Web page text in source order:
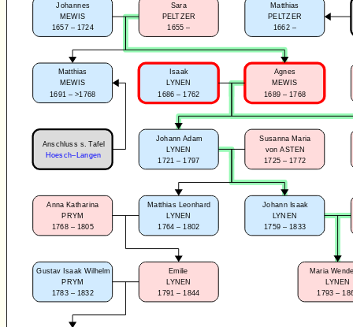
Isaak
LYNEN
1686 – 1762
Agnes
MEWIS
1689 – 1768
Johannes
MEWIS
1657 – 1724
Sara
PELTZER
1655 –
Johann Isaak
LYNEN
1759 – 1833
Maria
LYNEN
1793 –
Johann Adam
LYNEN
1721 – 1797
Susanna Maria
von ASTEN
1725 – 1772
Matthias
MEWIS
1691 – >1768
Anschluss s. Tafel
Hoesch–Langen
Matthias
PELTZER
1662 –
Matthias Leonhard
LYNEN
1764 – 1802
Anna Katharina
PRYM
1768 – 1805
Gustav Isaak Wilhelm
PRYM
1783 – 1832
Emilie
LYNEN
1791 – 1844